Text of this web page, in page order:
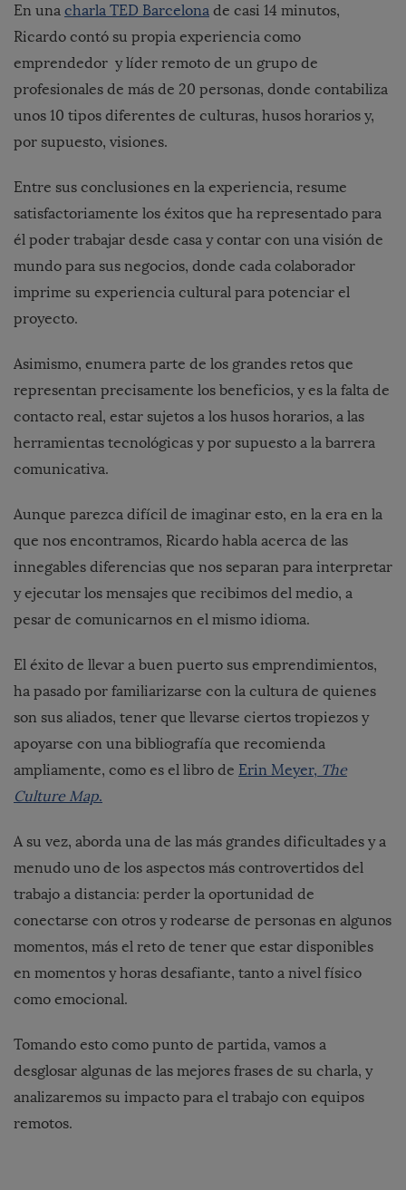
En una charla TED Barcelona de casi 14 minutos,
Ricardo contó su propia experiencia como
emprendedor y líder remoto de un grupo de
profesionales de más de 20 personas, donde contabiliza
unos 10 tipos diferentes de culturas, husos horarios y,
por supuesto, visiones.
Entre sus conclusiones en la experiencia, resume
satisfactoriamente los éxitos que ha representado para
él poder trabajar desde casa y contar con una visión de
mundo para sus negocios, donde cada colaborador
imprime su experiencia cultural para potenciar el
proyecto.
Asimismo, enumera parte de los grandes retos que
representan precisamente los beneficios, y es la falta de
contacto real, estar sujetos a los husos horarios, a las
herramientas tecnológicas y por supuesto a la barrera
comunicativa.
Aunque parezca difícil de imaginar esto, en la era en la
que nos encontramos, Ricardo habla acerca de las
innegables diferencias que nos separan para interpretar
y ejecutar los mensajes que recibimos del medio, a
pesar de comunicarnos en el mismo idioma.
El éxito de llevar a buen puerto sus emprendimientos,
ha pasado por familiarizarse con la cultura de quienes
son sus aliados, tener que llevarse ciertos tropiezos y
apoyarse con una bibliografía que recomienda
ampliamente, como es el libro de Erin Meyer, The
Culture Map.
A su vez, aborda una de las más grandes dificultades y a
menudo uno de los aspectos más controvertidos del
trabajo a distancia: perder la oportunidad de
conectarse con otros y rodearse de personas en algunos
momentos, más el reto de tener que estar disponibles
en momentos y horas desafiante, tanto a nivel físico
como emocional.
Tomando esto como punto de partida, vamos a
desglosar algunas de las mejores frases de su charla, y
analizaremos su impacto para el trabajo con equipos
remotos.